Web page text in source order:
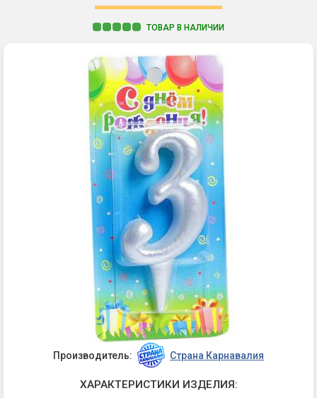
ТОВАР В НАЛИЧИИ
Производитель: Страна Карнавалия
ХАРАКТЕРИСТИКИ ИЗДЕЛИЯ: